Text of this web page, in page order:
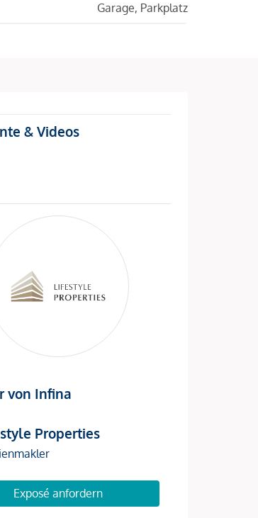
Garage, Parkplatz
& Videos
von Infina
Properties
Exposé anfordern